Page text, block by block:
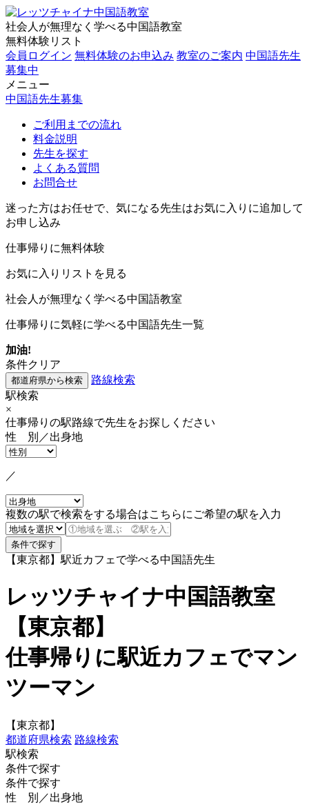
社会人が無理なく学べる中国語教室
無料体験リスト
会員ログイン 無料体験のお申込み 教室のご案内 中国語先生
募集中
メニュー
中国語先生募集
ご利用までの流れ
料金説明
先生を探す
よくある質問
お問合せ
迷った方はお任せで、気になる先生はお気に入りに追加して
お申し込み
仕事帰りに無料体験
お気に入りリストを見る
社会人が無理なく学べる中国語教室
仕事帰りに気軽に学べる中国語先生一覧
加油!
条件クリア
路線検索
駅検索
×
仕事帰りの駅路線で先生をお探しください
性 別／出身地
／
複数の駅で検索をする場合はこちらにご希望の駅を入力
【東京都】駅近カフェで学べる中国語先生
レッツチャイナ中国語教室
【東京都】
仕事帰りに駅近カフェでマン
ツーマン
【東京都】
都道府県検索 路線検索
駅検索
条件で探す
条件で探す
性 別／出身地